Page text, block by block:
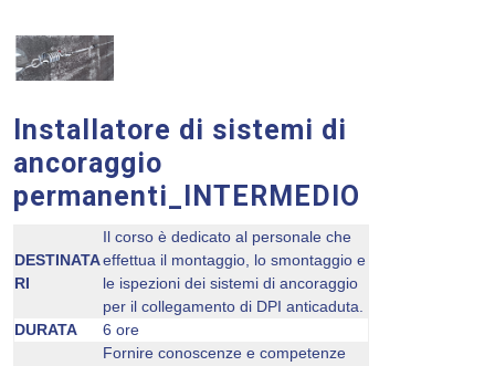
Installatore di sistemi di
ancoraggio
permanenti_INTERMEDIO
DESTINATA
RI
Il corso è dedicato al personale che
effettua il montaggio, lo smontaggio e
le ispezioni dei sistemi di ancoraggio
per il collegamento di DPI anticaduta.
DURATA
6 ore
Fornire conoscenze e competenze